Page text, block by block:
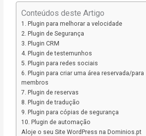
Conteúdos deste Artigo
1. Plugin para melhorar a velocidade
2. Plugin de Segurança
3. Plugin CRM
4. Plugin de testemunhos
5. Plugin para redes sociais
6. Plugin para criar uma área reservada/para
membros
7. Plugin de reservas
8. Plugin de tradução
9. Plugin para cópias de segurança
10. Plugin de automação
Aloje o seu Site WordPress na Dominios.pt